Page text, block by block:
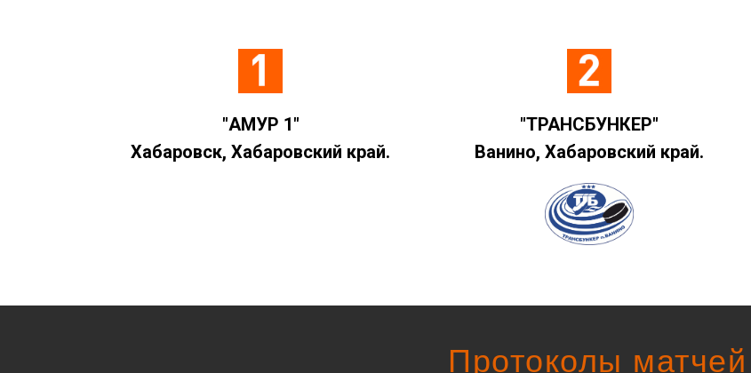
"ТРАНСБУНКЕР"
Ванино, Хабаровский край.
"АМУР 1"
Хабаровск, Хабаровский край.
Протоколы матчей